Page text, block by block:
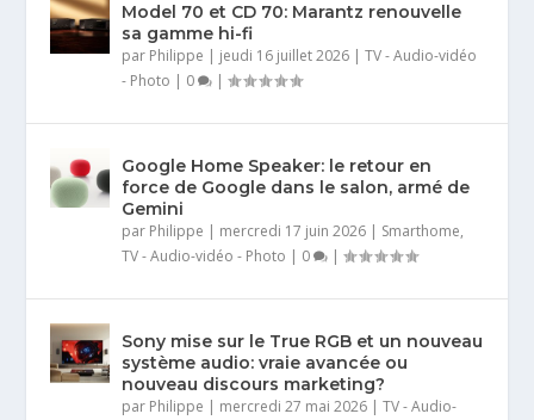
Model 70 et CD 70: Marantz renouvelle
sa gamme hi-fi
par Philippe | jeudi 16 juillet 2026 |TV - Audio-vidéo
- Photo | 0 |
Google Home Speaker: le retour en
force de Google dans le salon, armé de
Gemini
par Philippe | mercredi 17 juin 2026 | Smarthome,
TV - Audio-vidéo - Photo | 0 |
Sony mise sur le True RGB et un nouveau
système audio: vraie avancée ou
nouveau discours marketing?
par Philippe | mercredi 27 mai 2026 |TV - Audio-